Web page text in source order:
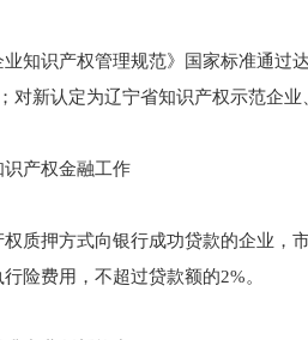
识产权管理规范》国家标准通过达
对新认定为辽宁省知识产权示范企
产权金融工作
押方式向银行成功贷款的企业，市
险费用，不超过贷款额的2%。